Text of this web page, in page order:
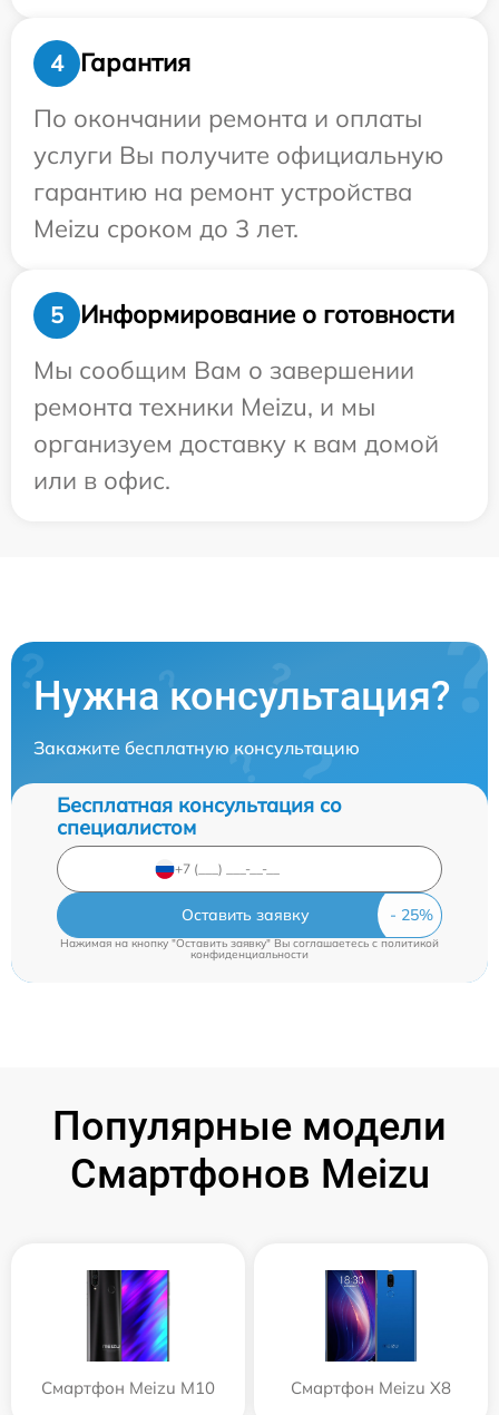
4
Гарантия
По окончании ремонта и оплаты
услуги Вы получите официальную
гарантию на ремонт устройства
Meizu сроком до 3 лет.
5
Информирование о готовности
Мы сообщим Вам о завершении
ремонта техники Meizu, и мы
организуем доставку к вам домой
или в офис.
Нужна консультация?
Закажите бесплатную консультацию
Бесплатная консультация со
специалистом
Оставить заявку
Нажимая на кнопку "Оставить заявку" Вы соглашаетесь cполитикой
конфиденциальности
Популярные модели
Смартфонов Meizu
Смартфон Meizu M10 Смартфон Meizu X8